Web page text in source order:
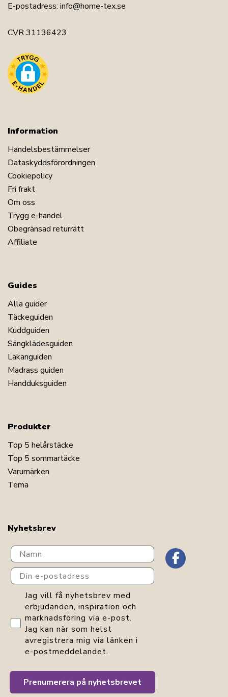
E-postadress: info@home-tex.se
CVR 31136423
Information
Handelsbestämmelser
Dataskyddsförordningen
Cookiepolicy
Fri frakt
Om oss
Trygg e-handel
Obegränsad returrätt
Affiliate
Guides
Alla guider
Täckeguiden
Kuddguiden
Sängklädesguiden
Lakanguiden
Madrass guiden
Handduksguiden
Produkter
Top 5 helårstäcke
Top 5 sommartäcke
Varumärken
Tema
Nyhetsbrev
Navn
Din e-postadress
GDPR consent
Jag vill få nyhetsbrev med
erbjudanden, inspiration och
marknadsföring via e-post.
Jag kan när som helst
avregistrera mig via länken i
e-postmeddelandet.
Prenumerera på nyhetsbrevet